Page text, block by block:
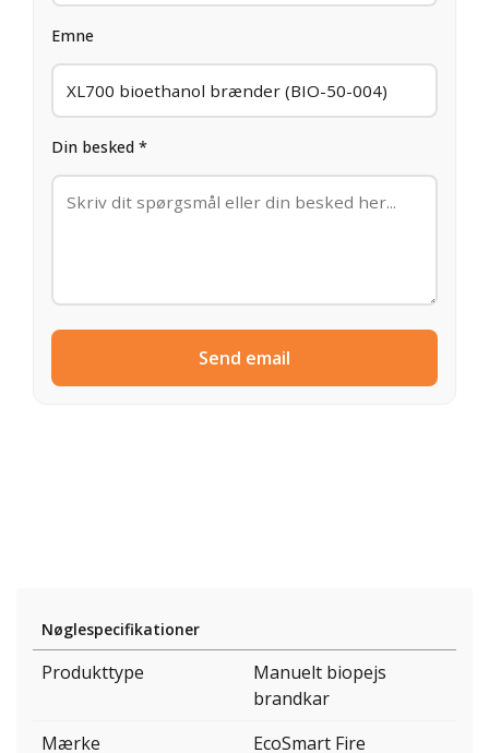
Emne
Din besked *
Send email
Nøglespecifikationer
Produkttype
Manuelt biopejs
brandkar
Mærke
EcoSmart Fire